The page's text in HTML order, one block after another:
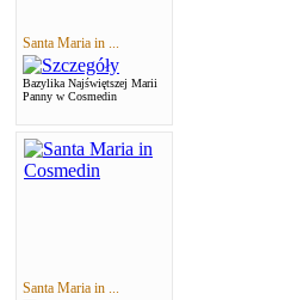
Santa Maria in ...
Bazylika Najświętszej Marii
Panny w Cosmedin
Santa Maria in ...